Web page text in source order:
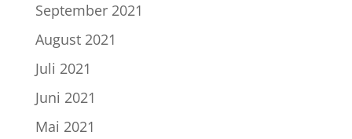
September 2021
August 2021
Juli 2021
Juni 2021
Mai 2021